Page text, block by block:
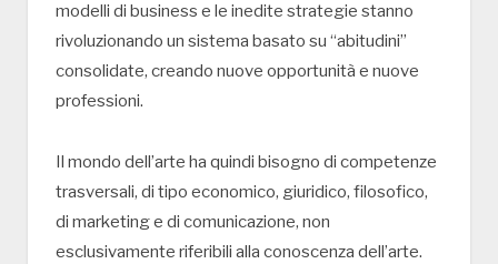
modelli di business e le inedite strategie stanno
rivoluzionando un sistema basato su “abitudini”
consolidate, creando nuove opportunità e nuove
professioni.
Il mondo dell’arte ha quindi bisogno di competenze
trasversali, di tipo economico, giuridico, filosofico,
di marketing e di comunicazione, non
esclusivamente riferibili alla conoscenza dell’arte.